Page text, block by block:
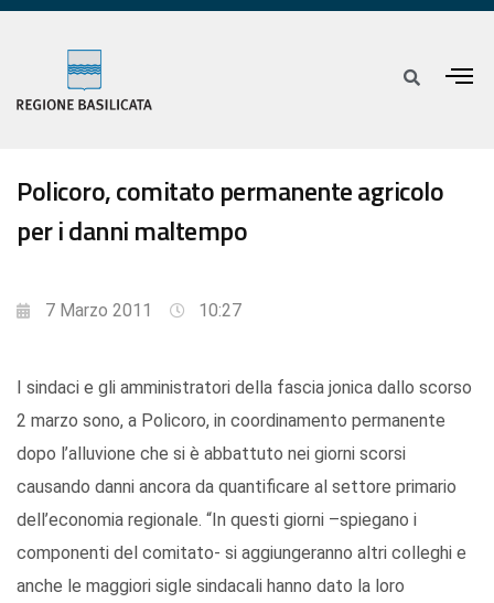
Policoro, comitato permanente agricolo
per i danni maltempo
7 Marzo 2011 10:27
I sindaci e gli amministratori della fascia jonica dallo scorso
2 marzo sono, a Policoro, in coordinamento permanente
dopo l’alluvione che si è abbattuto nei giorni scorsi
causando danni ancora da quantificare al settore primario
dell’economia regionale. “In questi giorni –spiegano i
componenti del comitato- si aggiungeranno altri colleghi e
anche le maggiori sigle sindacali hanno dato la loro